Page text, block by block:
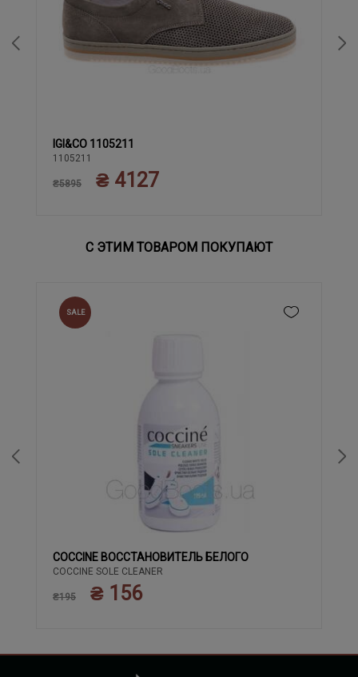
39 40 41
IGI&CO 1105211
1105211
₴5895 ₴ 4127
С ЭТИМ ТОВАРОМ ПОКУПАЮТ
SALE
COCCINE ВОССТАНОВИТЕЛЬ БЕЛОГО
COCCINE SOLE CLEANER
₴195 ₴ 156